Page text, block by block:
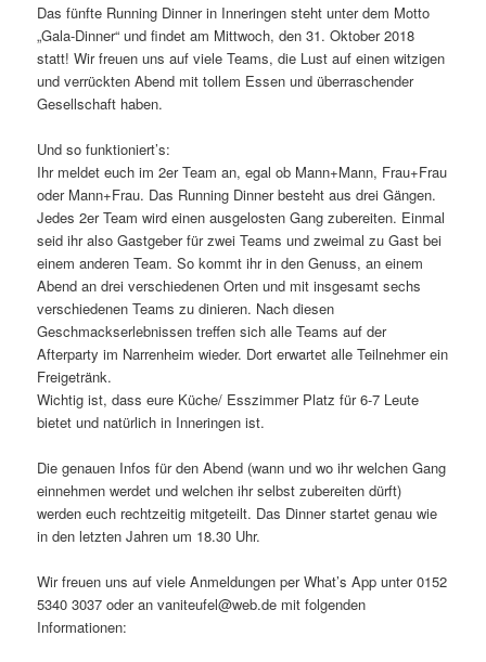
Das fünfte Running Dinner in Inneringen steht unter dem Motto
„Gala-Dinner“ und findet am Mittwoch, den 31. Oktober 2018
statt! Wir freuen uns auf viele Teams, die Lust auf einen witzigen
und verrückten Abend mit tollem Essen und überraschender
Gesellschaft haben.
Und so funktioniert’s:
Ihr meldet euch im 2er Team an, egal ob Mann+Mann, Frau+Frau
oder Mann+Frau. Das Running Dinner besteht aus drei Gängen.
Jedes 2er Team wird einen ausgelosten Gang zubereiten. Einmal
seid ihr also Gastgeber für zwei Teams und zweimal zu Gast bei
einem anderen Team. So kommt ihr in den Genuss, an einem
Abend an drei verschiedenen Orten und mit insgesamt sechs
verschiedenen Teams zu dinieren. Nach diesen
Geschmackserlebnissen treffen sich alle Teams auf der
Afterparty im Narrenheim wieder. Dort erwartet alle Teilnehmer ein
Freigetränk.
Wichtig ist, dass eure Küche/ Esszimmer Platz für 6-7 Leute
bietet und natürlich in Inneringen ist.
Die genauen Infos für den Abend (wann und wo ihr welchen Gang
einnehmen werdet und welchen ihr selbst zubereiten dürft)
werden euch rechtzeitig mitgeteilt. Das Dinner startet genau wie
in den letzten Jahren um 18.30 Uhr.
Wir freuen uns auf viele Anmeldungen per What’s App unter 0152
5340 3037 oder an vaniteufel@web.de mit folgenden
Informationen: